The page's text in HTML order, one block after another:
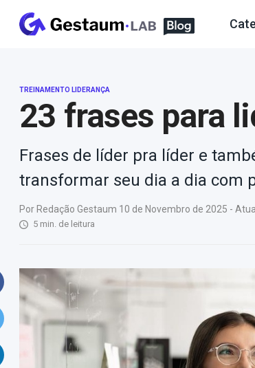
TREINAMENTO LIDERANÇA
23 frases para
Frases de líder pra líder e
transformar seu dia a dia com
Por Redação Gestaum 10 de Novembro de 2025 -
5 min. de leitura